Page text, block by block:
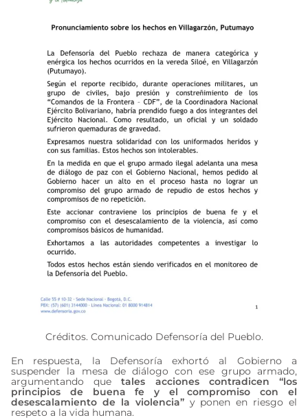
Créditos. Comunicado Defensoría del Pueblo.
En respuesta, la Defensoría exhortó al Gobierno a
suspender la mesa de diálogo con ese grupo armado,
argumentando que tales acciones contradicen “los
principios de buena fe y el compromiso con el
desescalamiento de la violencia”y ponen en riesgo el
respeto a la vida humana.